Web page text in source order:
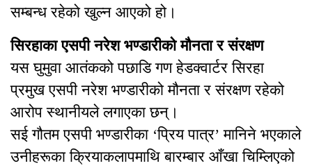
सम्बन्ध रहेको खुल्न आएको हो।
सिरहाका एसपी नरेश भण्डारीको मौनता र संरक्षण
यस घुमुवा आतंकको पछाडि गण हेडक्वार्टर सिरहा
प्रमुख एसपी नरेश भण्डारीको मौनता र संरक्षण रहेको
आरोप स्थानीयले लगाएका छन्।
सई गौतम एसपी भण्डारीका ‘प्रिय पात्र’ मानिने भएकाले
उनीहरूका क्रियाकलापमाथि बारम्बार आँखा चिम्लिएको